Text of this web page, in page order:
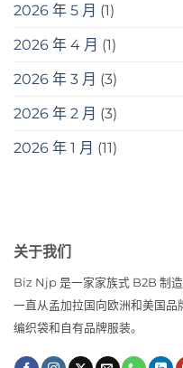
2026 年 5 月 (1)
2026 年 4 月 (1)
2026 年 3 月 (3)
2026 年 2 月 (3)
2026 年 1 月 (11)
关于我们
Biz Njp 是一家家族式 B2B 制
一直从孟加拉国向欧洲和美国
编织袋和自有品牌服装。